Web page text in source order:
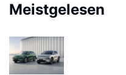
Meistgelesen